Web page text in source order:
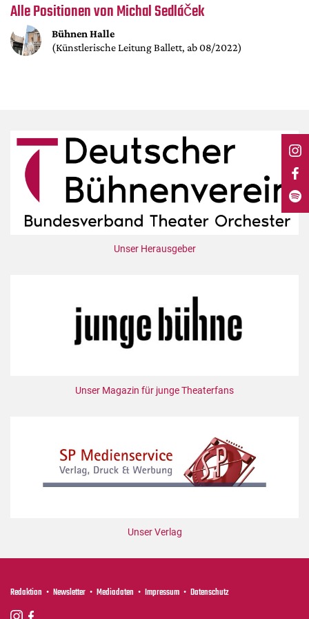
DdB-map
Kalender
Premierensuche
Leseproben
Podcast
Service
Shop / Abo
Mediadaten
Alle Positionen von Michal Sedláček
Bühnen Halle
(Künstlerische Leitung Ballett, ab 08/2022)
Unser Herausgeber
Unser Magazin für junge Theaterfans
Unser Verlag
Redaktion Newsletter Mediadaten Impressum Datenschutz